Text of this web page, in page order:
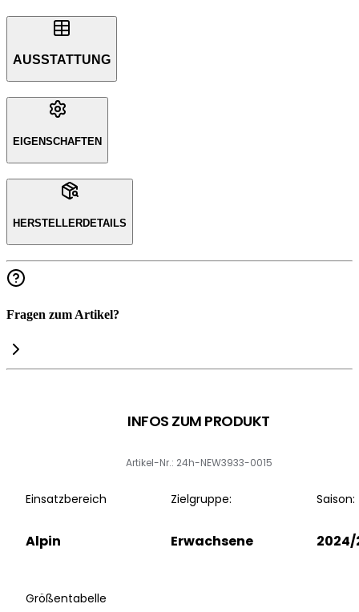
AUSSTATTUNG
EIGENSCHAFTEN
HERSTELLERDETAILS
Fragen zum Artikel?
INFOS ZUM PRODUKT
Artikel-Nr.: 24h-NEW3933-0015
Einsatzbereich
Alpin
Zielgruppe:
Erwachsene
Saison:
2024/
Größentabelle